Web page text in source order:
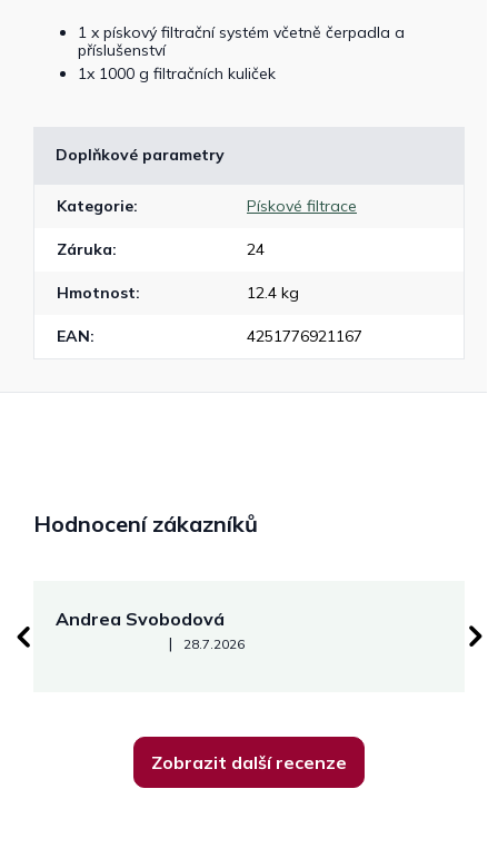
1 x pískový filtrační systém včetně čerpadla a
příslušenství
1x 1000 g filtračních kuliček
Doplňkové parametry
Kategorie: Pískové filtrace
Záruka: 24
Hmotnost: 12.4 kg
EAN: 4251776921167
Hodnocení zákazníků
Andrea Svobodová
Hodnocení obchodu je 5 z 5 hvězdiček.
| 28.7.2026
Zobrazit další recenze